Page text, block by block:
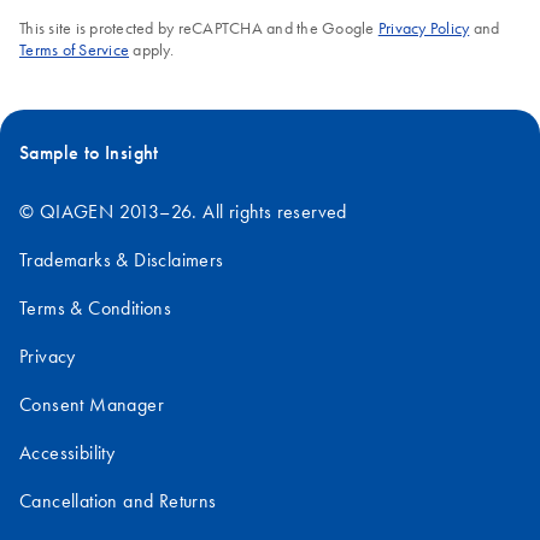
This site is protected by reCAPTCHA and the Google Privacy Policyand
Terms of Service apply.
Sample to Insight
© QIAGEN 2013–26. All rights reserved
Trademarks & Disclaimers
Terms & Conditions
Privacy
Consent Manager
Accessibility
Cancellation and Returns